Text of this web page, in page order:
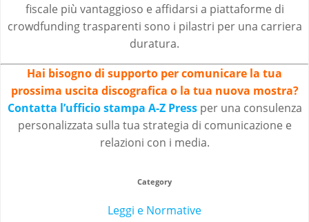
fiscale più vantaggioso e affidarsi a piattaforme di
crowdfunding trasparenti sono i pilastri per una carriera
duratura.
Hai bisogno di supporto per comunicare la tua
prossima uscita discografica o la tua nuova mostra?
Contatta l’ufficio stampa A-Z Pressper una consulenza
personalizzata sulla tua strategia di comunicazione e
relazioni con i media.
Category
Leggi e Normative